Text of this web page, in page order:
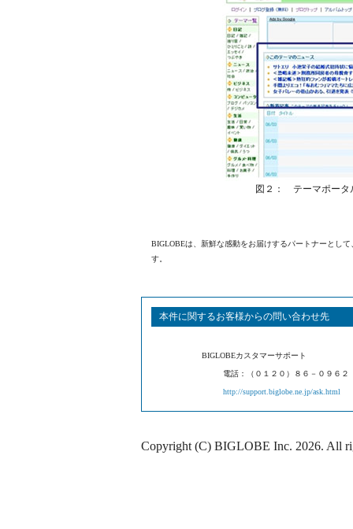
図２： テーマポータ
BIGLOBEは、新鮮な感動をお届けするパートナーとし
す。
本件に関するお客様からの問い合わせ先
BIGLOBEカスタマーサポート
電話：（０１２０）８６－０９６２
http://support.biglobe.ne.jp/ask.html
Copyright (C) BIGLOBE Inc. 2026. All